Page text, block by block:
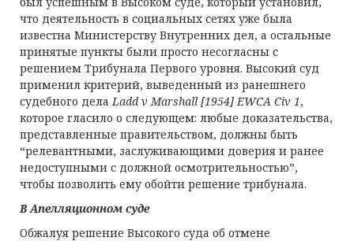
что деятельность в социальных сетях уже была
известна Министерству Внутренних дел, а остальные
принятые пункты были просто несогласны с
решением Трибунала Первого уровня. Высокий суд
применил критерий, выведенный из ранешнего
судебного делаLadd v Marshall [1954]EWCA Civ 1,
которое гласило о следующем: любые доказательства,
представленные правительством, должны быть
“релевантными, заслуживающими доверия и ранее
недоступными с должной осмотрительностью”,
чтобы позволить ему обойти решение трибунала.
В Апелляционном суде
Обжалуя решение Высокого суда об отмене